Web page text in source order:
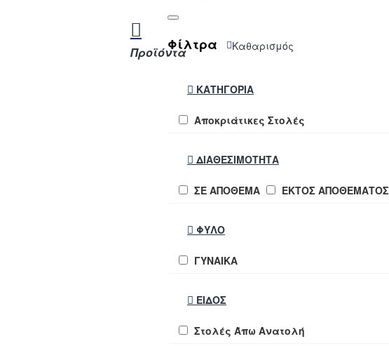
ΠροϊόνταΦίλτρα Καθαρισμός
ΚΑΤΗΓΟΡΊΑ
Αποκριάτικες Στολές
ΔΙΑΘΕΣΙΜΌΤΗΤΑ
ΣΕ ΑΠΟΘΕΜΑ ΕΚΤΟΣ ΑΠΟΘΕΜΑΤΟΣ
ΦΎΛΟ
ΓΥΝΑΙΚΑ
ΕΊΔΟΣ
Στολές Άπω Ανατολή